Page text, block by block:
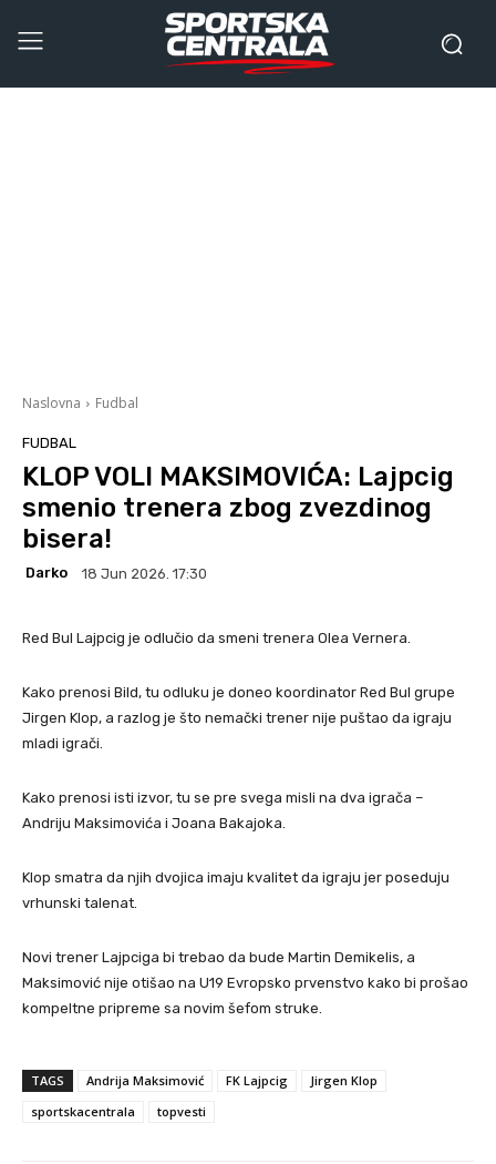
Naslovna Fudbal
FUDBAL
KLOP VOLI MAKSIMOVIĆA: Lajpcig
smenio trenera zbog zvezdinog
bisera!
Darko 18 Jun 2026. 17:30
Red Bul Lajpcig je odlučio da smeni trenera Olea Vernera.
Kako prenosi Bild, tu odluku je doneo koordinator Red Bul grupe
Jirgen Klop, a razlog je što nemački trener nije puštao da igraju
mladi igrači.
Kako prenosi isti izvor, tu se pre svega misli na dva igrača –
Andriju Maksimovića i Joana Bakajoka.
Klop smatra da njih dvojica imaju kvalitet da igraju jer poseduju
vrhunski talenat.
Novi trener Lajpciga bi trebao da bude Martin Demikelis, a
Maksimović nije otišao na U19 Evropsko prvenstvo kako bi prošao
kompeltne pripreme sa novim šefom struke.
TAGS Andrija Maksimović FK Lajpcig
Jirgen Klop
sportskacentrala
topvesti